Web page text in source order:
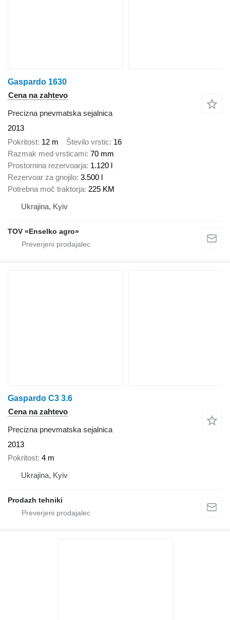
Gaspardo 1630
Cena na zahtevo
Precizna pnevmatska sejalnica
2013
Pokritost 12 m Število vrstic 16
Razmak med vrsticami 70 mm
Prostornina rezervoarja 1.120 l
Rezervoar za gnojilo 3.500 l
Potrebna moč traktorja 225 KM
Ukrajina, Kyiv
TOV «Enselko agro»
Gaspardo C3 3.6
Cena na zahtevo
Precizna pnevmatska sejalnica
2013
Pokritost 4 m
Ukrajina, Kyiv
Prodazh tehniki